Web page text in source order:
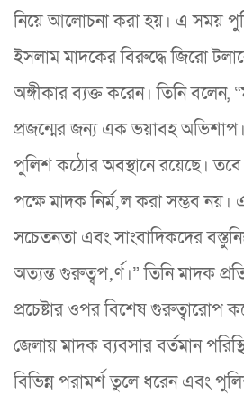
নিয়ে আলোচনা করা হয়। এ সময়
ইসলাম মাদকের বিরুদ্ধে জিরো
অঙ্গীকার ব্যক্ত করেন। তিনি
প্রজন্মের জন্য এক ভয়াবহ অভিশাপ।
পুলিশ কঠোর অবস্থানে রয়েছে।
পক্ষে মাদক নির্ম‚ল করা সম্ভব নয়।
সচেতনতা এবং সাংবাদিকদের
অত্যন্ত গুরুত্বপ‚র্ণ।” তিনি মাদক
প্রচেষ্টার ওপর বিশেষ গুরুত্বারোপ
জেলায় মাদক ব্যবসার বর্তমান
বিভিন্ন পরামর্শ তুলে ধরেন এবং